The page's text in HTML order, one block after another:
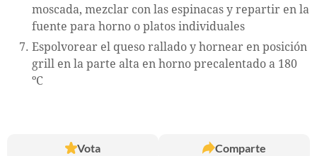
moscada, mezclar con las espinacas y repartir en la
fuente para horno o platos individuales
Espolvorear el queso rallado y hornear en posición
grill en la parte alta en horno precalentado a 180
ºC
Vota Comparte